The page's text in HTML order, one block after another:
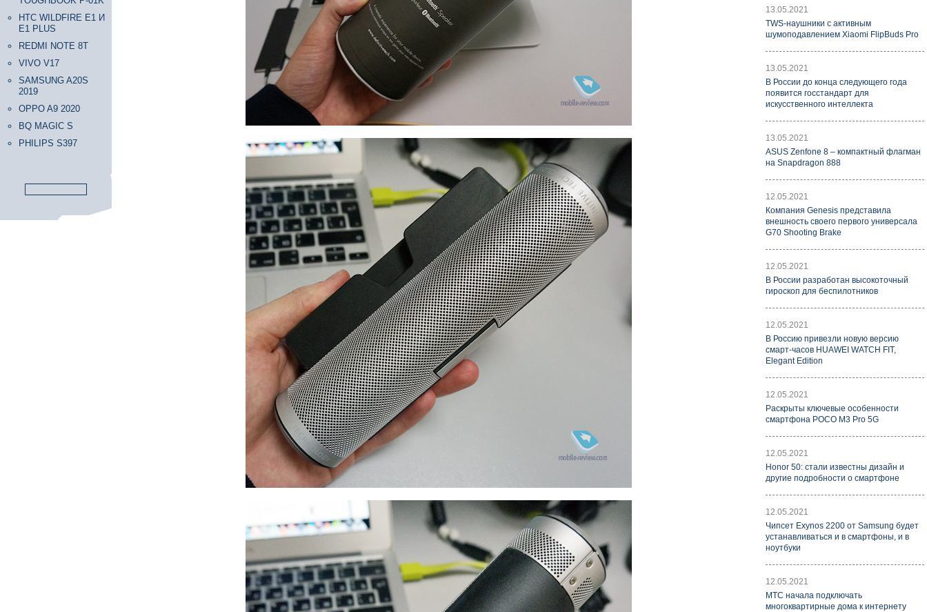
HTC WILDFIRE E1 И
E1 PLUS
REDMI NOTE 8T
VIVO V17
SAMSUNG A20S
2019
OPPO A9 2020
BQ MAGIC S
PHILIPS S397
13.05.2021
TWS-наушники с активным
шумоподавлением Xiaomi FlipBuds Pro
13.05.2021
В России до конца следующего года
появится госстандарт для
искусственного интеллекта
13.05.2021
ASUS Zenfone 8 – компактный флагман
на Snapdragon 888
12.05.2021
Компания Genesis представила
внешность своего первого универсала
G70 Shooting Brake
12.05.2021
В России разработан высокоточный
гироскоп для беспилотников
12.05.2021
В Россию привезли новую версию
смарт-часов HUAWEI WATCH FIT,
Elegant Edition
12.05.2021
Раскрыты ключевые особенности
смартфона POCO M3 Pro 5G
12.05.2021
Honor 50: стали известны дизайн и
другие подробности о смартфоне
12.05.2021
Чипсет Exynos 2200 от Samsung будет
устанавливаться и в смартфоны, и в
ноутбуки
12.05.2021
МТС начала подключать
многоквартирные дома к интернету